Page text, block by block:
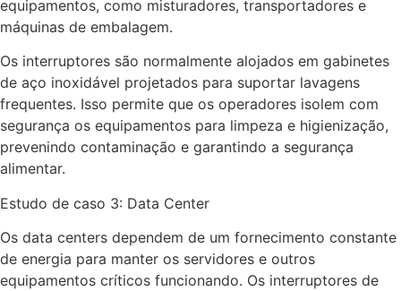
equipamentos, como misturadores, transportadores e
máquinas de embalagem.
Os interruptores são normalmente alojados em gabinetes
de aço inoxidável projetados para suportar lavagens
frequentes. Isso permite que os operadores isolem com
segurança os equipamentos para limpeza e higienização,
prevenindo contaminação e garantindo a segurança
alimentar.
Estudo de caso 3: Data Center
Os data centers dependem de um fornecimento constante
de energia para manter os servidores e outros
equipamentos críticos funcionando. Os interruptores de